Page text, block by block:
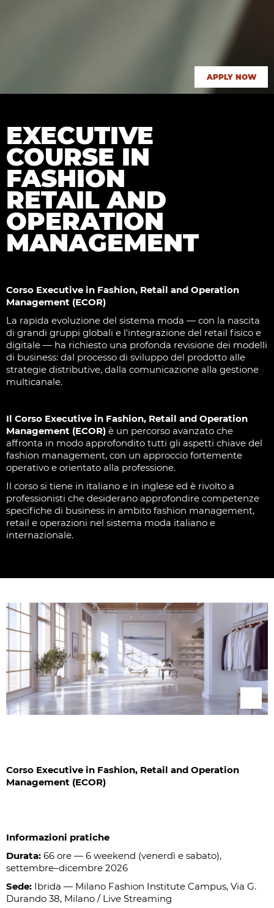
APPLY NOW
EXECUTIVE
COURSE IN
FASHION
RETAIL AND
OPERATION
MANAGEMENT
Corso Executive in Fashion, Retail and Operation
Management (ECOR)
La rapida evoluzione del sistema moda — con la nascita
di grandi gruppi globali e l'integrazione del retail fisico e
digitale — ha richiesto una profonda revisione dei modelli
di business: dal processo di sviluppo del prodotto alle
strategie distributive, dalla comunicazione alla gestione
multicanale.
Il Corso Executive in Fashion, Retail and Operation
Management (ECOR) è un percorso avanzato che
affronta in modo approfondito tutti gli aspetti chiave del
fashion management, con un approccio fortemente
operativo e orientato alla professione.
Il corso si tiene in italiano e in inglese ed è rivolto a
professionisti che desiderano approfondire competenze
specifiche di business in ambito fashion management,
retail e operazioni nel sistema moda italiano e
internazionale.
Corso Executive in Fashion, Retail and Operation
Management (ECOR)
Informazioni pratiche
Durata: 66 ore — 6 weekend (venerdì e sabato),
settembre–dicembre 2026
Sede: Ibrida — Milano Fashion Institute Campus, Via G.
Durando 38, Milano / Live Streaming